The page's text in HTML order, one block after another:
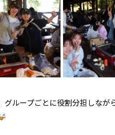
ループごとに役割分担しなが